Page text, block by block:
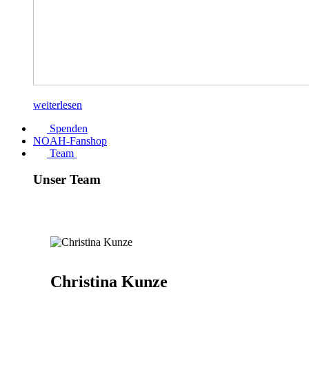
weiterlesen
Spenden
NOAH-Fanshop
Team
Unser Team
Christina Kunze